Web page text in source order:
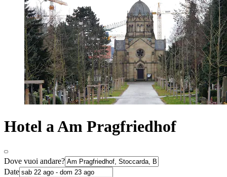
Hotel a Am Pragfriedhof
Dove vuoi andare?
Date